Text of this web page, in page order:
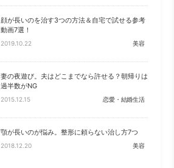
顔が長いのを治す3つの方法＆自宅で試せる参考
動画7選！
2019.10.22 美容
妻の夜遊び。夫はどこまでなら許せる？朝帰りは
過半数がNG
2015.12.15 恋愛・結婚生活
顎が長いのが悩み。整形に頼らない治し方7つ
2018.12.20 美容